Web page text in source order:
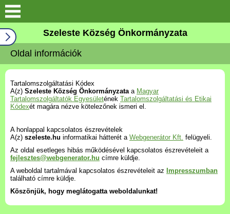
Keresés
Köszöntő
Falutörténet
Elérhetőségek
Önkormányzat
Választási információk
Pályázatok
Aktualitások
Szeleste Község Önkormányzata
Oldal információk
Tartalomszolgáltatási Kódex
A(z) Szeleste Község Önkormányzataa Magyar
Tartalomszolgáltatók Egyesületének Tartalomszolgáltatási és Etikai
Kódexét magára nézve kötelezőnek ismeri el.
A honlappal kapcsolatos észrevételek
A(z) szeleste.hu informatikai hátterét a Webgenerátor Kft. felügyeli.
Az oldal esetleges hibás működésével kapcsolatos észrevételeit a
fejlesztes@webgenerator.hu címre küldje.
A weboldal tartalmával kapcsolatos észrevételeit az Impresszumban
található címre küldje.
Köszönjük, hogy meglátogatta weboldalunkat!